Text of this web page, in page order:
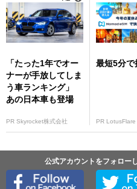
「たった1年でオー
ナーが手放してしま
う車ランキング」
あの日本車も登場
PR Skyrocket株式会社
最短5分で
PR
公式アカウントをフォロー